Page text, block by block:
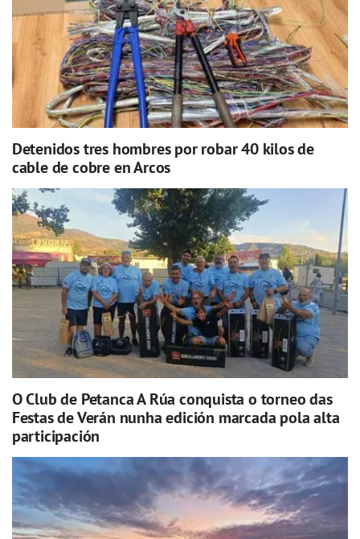
Detenidos tres hombres por robar 40 kilos de
cable de cobre en Arcos
O Club de Petanca A Rúa conquista o torneo das
Festas de Verán nunha edición marcada pola alta
participación